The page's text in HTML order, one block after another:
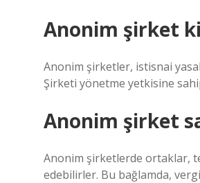
Anonim şirket
Anonim şirketler, istisnai
Şirketi yönetme yetkisine
Anonim şirket
Anonim şirketlerde ortaklar,
edebilirler. Bu bağlamda,